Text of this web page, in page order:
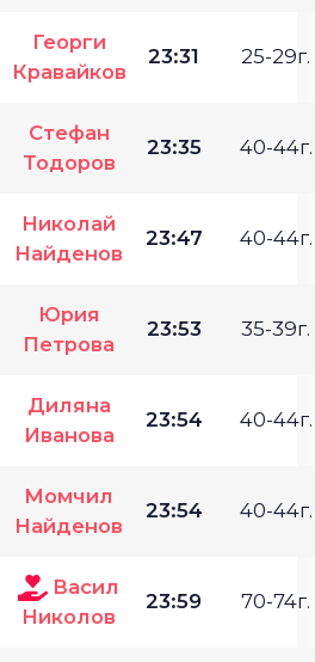
Георги
Кравайков
23:31 25-29г.
Стефан
Тодоров
23:35 40-44г.
Николай
Найденов
23:47 40-44г.
Юрия
Петрова
23:53 35-39г.
Диляна
Иванова
23:54 40-44г.
Момчил
Найденов
23:54 40-44г.
Васил
Николов
23:59 70-74г.